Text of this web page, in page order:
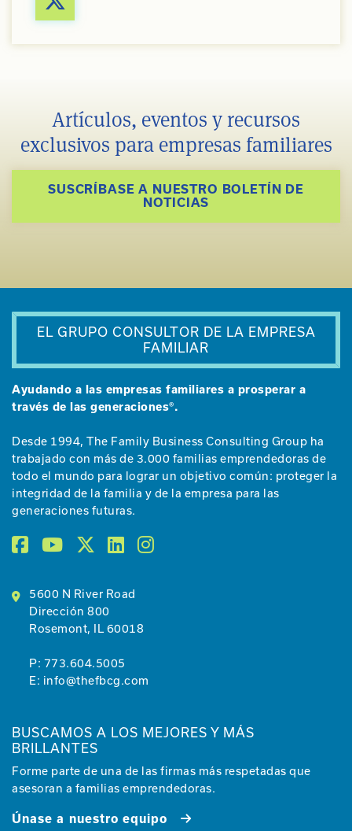
Artículos, eventos y recursos
exclusivos para empresas familiares
SUSCRÍBASE A NUESTRO BOLETÍN DE
NOTICIAS
EL GRUPO CONSULTOR DE LA EMPRESA
FAMILIAR
Ayudando a las empresas familiares a prosperar a
través de las generaciones®.
Desde 1994, The Family Business Consulting Group ha
trabajado con más de 3.000 familias emprendedoras de
todo el mundo para lograr un objetivo común: proteger la
integridad de la familia y de la empresa para las
generaciones futuras.
5600 N River Road
Dirección 800
Rosemont, IL 60018
P: 773.604.5005
E: info@thefbcg.com
BUSCAMOS A LOS MEJORES Y MÁS
BRILLANTES
Forme parte de una de las firmas más respetadas que
asesoran a familias emprendedoras.
Únase a nuestro equipo